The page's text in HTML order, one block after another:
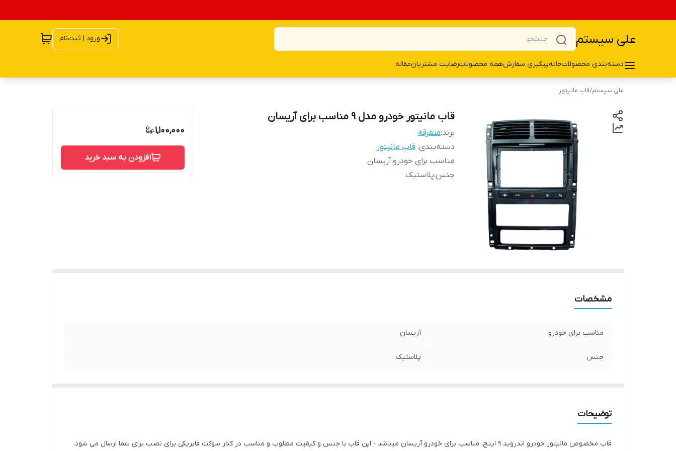
علی سیستم ورود | ثبت‌نام
دسته‌بندی محصولاتخانهپیگیری سفارشهمه محصولاترضایت مشتریانمقاله
علی سیستم/قاب مانیتور
قاب مانیتور خودرو مدل 9 مناسب برای آریسان
برند:متفرقه
دسته‌بندی: قاب مانیتور
مناسب برای خودرو:آریسان
جنس:پلاستیک
1,100,000
افزودن به سبد خرید
مشخصات
مناسب برای خودرو آریسان
جنس پلاستیک
توضیحات
قاب مخصوص مانیتور خودرو اندروید 9 اینچ، مناسب برای خودرو آریسان میباشد - این قاب با جنس و کیفیت مطلوب و مناسب در کنار سوکت فابریکی برای نصب برای شما ارسال می شود.